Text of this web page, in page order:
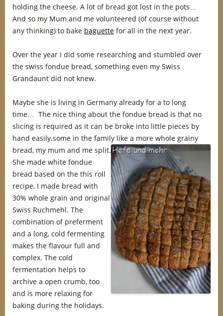
holding the cheese. A lot of bread got lost in the pots…
And so my Mum and me volunteered (of course without
any thinking) to bake baguette for all in the next year.
Over the year I did some researching and stumbled over
the swiss fondue bread, something even my Swiss
Grandaunt did not knew.
Maybe she is living in Germany already for a to long
time… The nice thing about the fondue bread is that no
slicing is required as it can be broke into little pieces by
hand easily.some in the family like a more whole grainy
bread, my mum and me split.
She made white fondue
bread based on the this roll
recipe, I made bread with
30% whole grain and original
Swiss Ruchmehl. The
combination of preferment
and a long, cold fermenting
makes the flavour full and
complex. The cold
fermentation helps to
archive a open crumb, too
and is more relaxing for
baking during the holidays.